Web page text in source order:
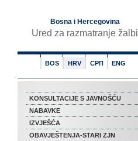
Bosna i Hercegovina
Ured za razmatranje žalbi
BOS HRV СРП ENG
KONSULTACIJE S JAVNOŠĆU
NABAVKE
IZVJEŠĆA
OBAVJEŠTENJA-STARI ZJN